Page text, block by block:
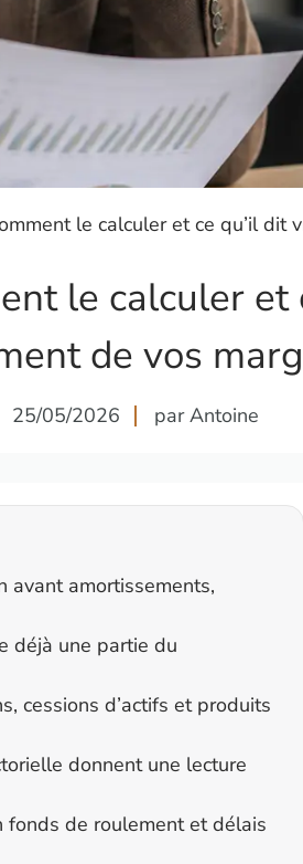
le calculer et ce qu’il dit
le calculer et
de vos
25/05/2026 par Antoine
avant amortissements,
déjà une partie du
cessions d’actifs et produits
donnent une lecture
fonds de roulement et délais